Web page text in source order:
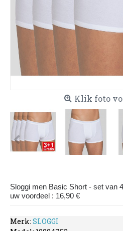
Klik foto
Sloggi men Basic Short - set van
uw voordeel : 16,90 €
Merk: SLOGGI